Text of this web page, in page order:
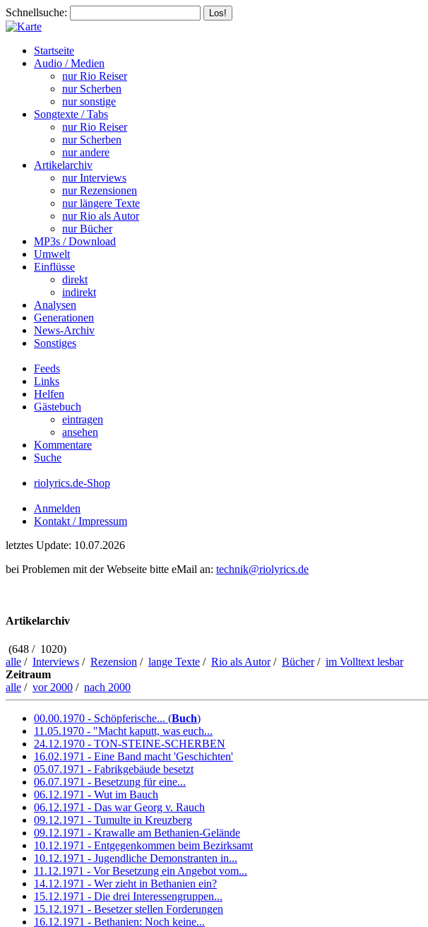
Schnellsuche:
Startseite
Audio / Medien
nur Rio Reiser
nur Scherben
nur sonstige
Songtexte / Tabs
nur Rio Reiser
nur Scherben
nur andere
Artikelarchiv
nur Interviews
nur Rezensionen
nur längere Texte
nur Rio als Autor
nur Bücher
MP3s / Download
Umwelt
Einflüsse
direkt
indirekt
Analysen
Generationen
News-Archiv
Sonstiges
Feeds
Links
Helfen
Gästebuch
eintragen
ansehen
Kommentare
Suche
riolyrics.de-Shop
Anmelden
Kontakt / Impressum
letztes Update: 10.07.2026
bei Problemen mit der Webseite bitte eMail an: technik@riolyrics.de
Artikelarchiv
(648 / 1020)
alle / Interviews / Rezension / lange Texte / Rio als Autor/ Bücher/ im Volltext lesbar
Zeitraum
alle / vor 2000 / nach 2000
00.00.1970 - Schöpferische... (Buch)
11.05.1970 - "Macht kaputt, was euch...
24.12.1970 - TON-STEINE-SCHERBEN
16.02.1971 - Eine Band macht 'Geschichten'
05.07.1971 - Fabrikgebäude besetzt
06.07.1971 - Besetzung für eine...
06.12.1971 - Wut im Bauch
06.12.1971 - Das war Georg v. Rauch
09.12.1971 - Tumulte in Kreuzberg
09.12.1971 - Krawalle am Bethanien-Gelände
10.12.1971 - Entgegenkommen beim Bezirksamt
10.12.1971 - Jugendliche Demonstranten in...
11.12.1971 - Vor Besetzung ein Angebot vom...
14.12.1971 - Wer zieht in Bethanien ein?
15.12.1971 - Die drei Interessengruppen...
15.12.1971 - Besetzer stellen Forderungen
16.12.1971 - Bethanien: Noch keine...